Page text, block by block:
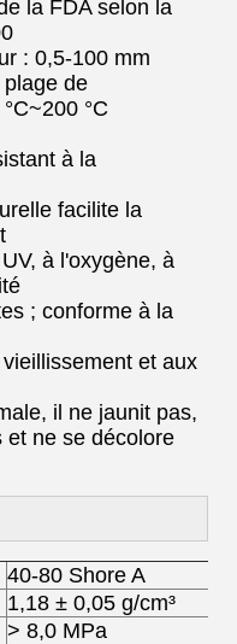
la FDA selon la
: 0,5-100 mm
de
°C
à la
facilite la
à l'oxygène, à
; conforme à la
et aux
il ne jaunit pas,
et ne se décolore
40-80 Shore A
1,18 ± 0,05 g/cm³
> 8,0 MPa